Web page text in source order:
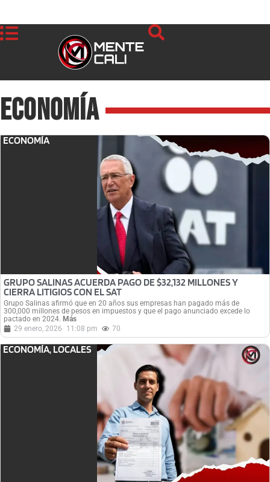
Economía
ECONOMÍA
GRUPO SALINAS ACUERDA PAGO DE $32,132 MILLONES Y
CIERRA LITIGIOS CON EL SAT
Grupo Salinas afirmó que en 20 años sus empresas han pagado más de
300,000 millones de pesos en impuestos y que el pago anunciado excede lo
pactado en 2024. Más
29 enero, 2026
11:08 pm 70
ECONOMÍA, LOCALES